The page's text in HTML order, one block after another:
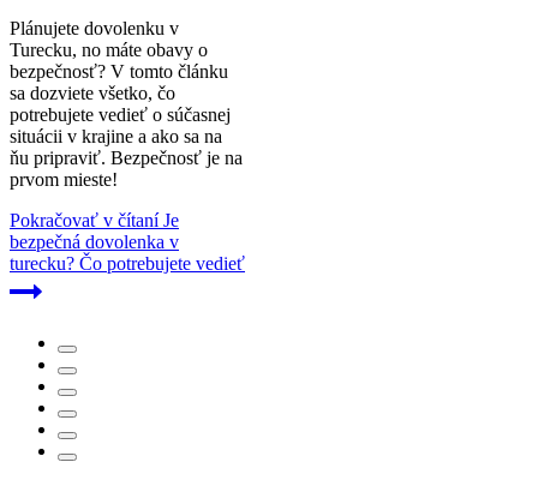
Plánujete dovolenku v
Turecku, no máte obavy o
bezpečnosť? V tomto článku
sa dozviete všetko, čo
potrebujete vedieť o súčasnej
situácii v krajine a ako sa na
ňu pripraviť. Bezpečnosť je na
prvom mieste!
Pokračovať v čítaníJe
bezpečná dovolenka v
turecku? Čo potrebujete vedieť